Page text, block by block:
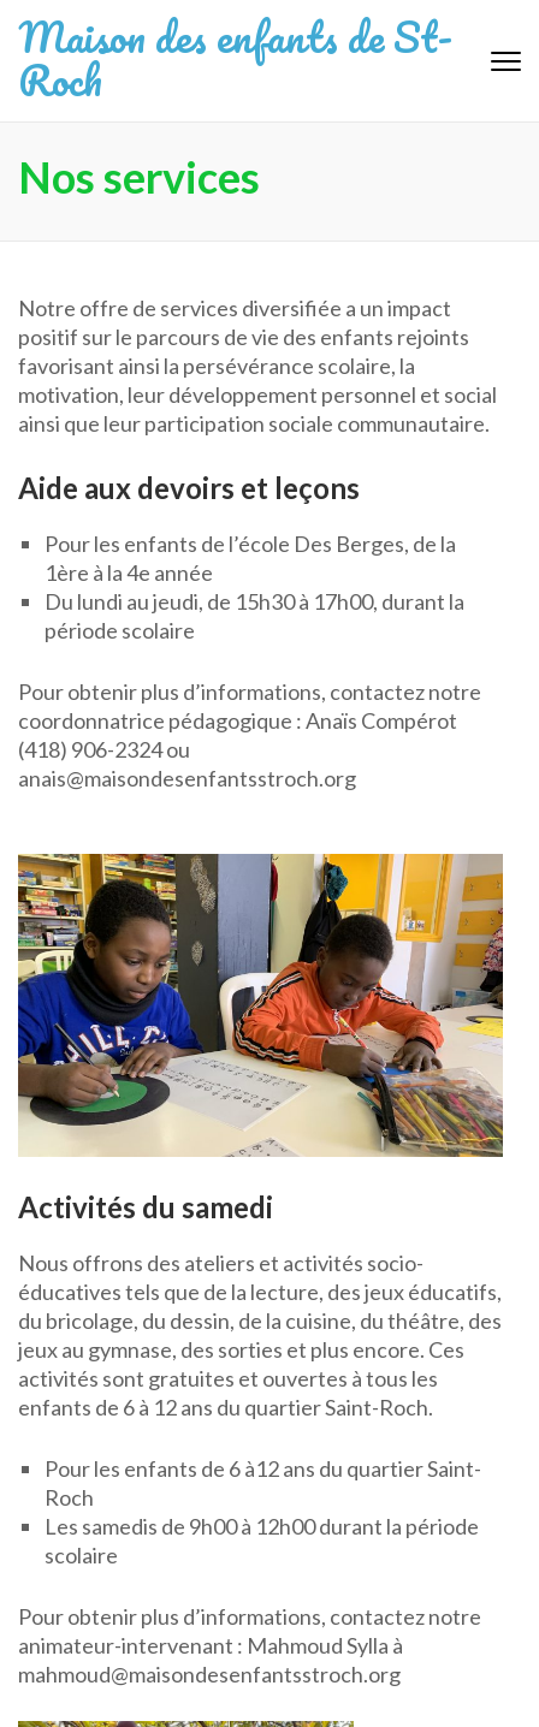
contenu
(Pressez
Maison des enfants de St-
Roch
Nos services
Notre offre de services diversifiée a un impact
positif sur le parcours de vie des enfants rejoints
favorisant ainsi la persévérance scolaire, la
motivation, leur développement personnel et social
ainsi que leur participation sociale communautaire.
Aide aux devoirs et leçons
Pour les enfants de l’école Des Berges, de la
1ère à la 4e année
Du lundi au jeudi, de 15h30 à 17h00, durant la
période scolaire
Pour obtenir plus d’informations, contactez notre
coordonnatrice pédagogique : Anaïs Compérot
(418) 906-2324 ou
anais@maisondesenfantsstroch.org
Activités du samedi
Nous offrons des ateliers et activités socio-
éducatives tels que de la lecture, des jeux éducatifs,
du bricolage, du dessin, de la cuisine, du théâtre, des
jeux au gymnase, des sorties et plus encore. Ces
activités sont gratuites et ouvertes à tous les
enfants de 6 à 12 ans du quartier Saint-Roch.
Pour les enfants de 6 à12 ans du quartier Saint-
Roch
Les samedis de 9h00 à 12h00 durant la période
scolaire
Pour obtenir plus d’informations, contactez notre
animateur-intervenant : Mahmoud Sylla à
mahmoud@maisondesenfantsstroch.org